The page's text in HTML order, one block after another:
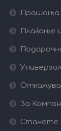
Прашања
Плаќање
За
Станете